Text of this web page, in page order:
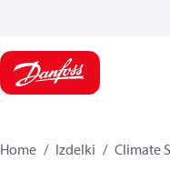
Home Izdelki Climate